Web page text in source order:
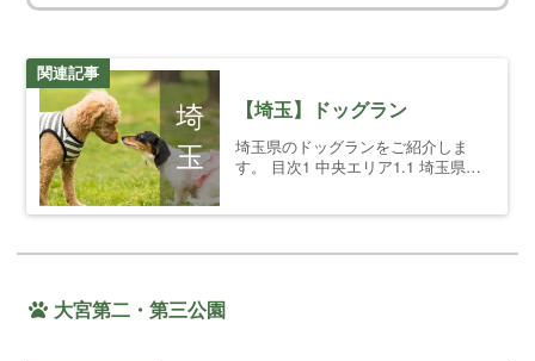
関連記事
【埼玉】ドッグラン
埼玉県のドッグランをご紹介しま
す。 目次1 中央エリア1.1 埼玉県さ
大宮第二・第三公園